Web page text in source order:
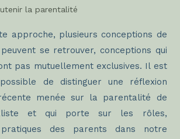
la parentalité
approche, plusieurs conceptions de
se retrouver, conceptions qui
pas mutuellement exclusives. Il est
de distinguer une réflexion
menée sur la parentalité de
et qui porte sur les rôles,
des parents dans notre